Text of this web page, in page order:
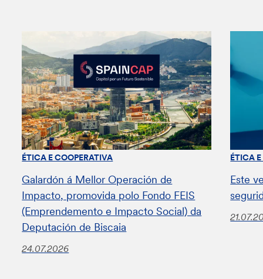
ÉTICA E COOPERATIVA
Galardón á Mellor Operación de
Impacto, promovida polo Fondo FEIS
(Emprendemento e Impacto Social) da
Deputación de Biscaia
24.07.2026
ÉTICA
Este